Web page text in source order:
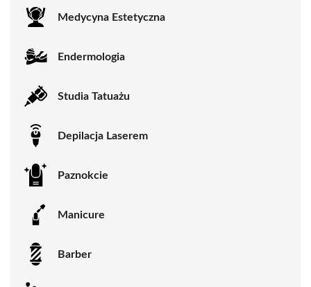
Medycyna Estetyczna
Endermologia
Studia Tatuażu
Depilacja Laserem
Paznokcie
Manicure
Barber